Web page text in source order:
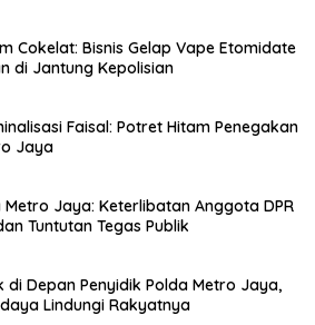
Cokelat: Bisnis Gelap Vape Etomidate
di Jantung Kepolisian
Faisal: Potret Hitam Penegakan
Jaya
Metro Jaya: Keterlibatan Anggota DPR
Tuntutan Tegas Publik
di Depan Penyidik Polda Metro Jaya,
Lindungi Rakyatnya